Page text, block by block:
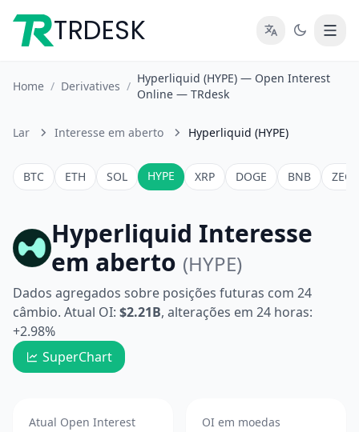
TRDESK
Home / Derivatives /
Hyperliquid (HYPE) — Open Interest
Online — TRdesk
Lar Interesse em aberto Hyperliquid (HYPE)
BTC ETH SOL HYPE XRP DOGE BNB ZEC
Hyperliquid Interesse
em aberto (HYPE)
Dados agregados sobre posições futuras com 24
câmbio. Atual OI: $2.21B, alterações em 24 horas:
+2.98%
SuperChart
Atual Open Interest OI em moedas